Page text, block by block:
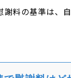
料の基準は、